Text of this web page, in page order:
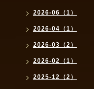
2026-06（1）
2026-04（1）
2026-03（2）
2026-02（1）
2025-12（2）